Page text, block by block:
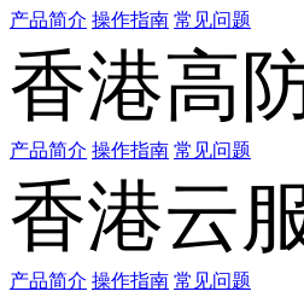
产品简介 操作指南 常见问题
香港高
产品简介 操作指南 常见问题
香港云
产品简介 操作指南 常见问题